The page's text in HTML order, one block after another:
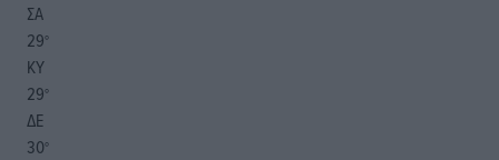
ΣΑ
29°
ΚΥ
29°
ΔΕ
30°